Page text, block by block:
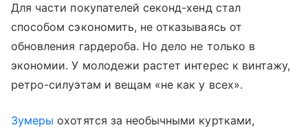
Для части покупателей секонд-хенд стал
способом сэкономить, не отказываясь от
обновления гардероба. Но дело не только в
экономии. У молодежи растет интерес к винтажу,
ретро-силуэтам и вещам «не как у всех».
Зумеры охотятся за необычными куртками,